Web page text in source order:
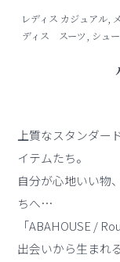
レディス カジュアル,
ディス スーツ, シュ
上質なスタンダー
イテムたち。
自分が心地いい物
ちへ…
「ABAHOUSE /
出会いから生まれ